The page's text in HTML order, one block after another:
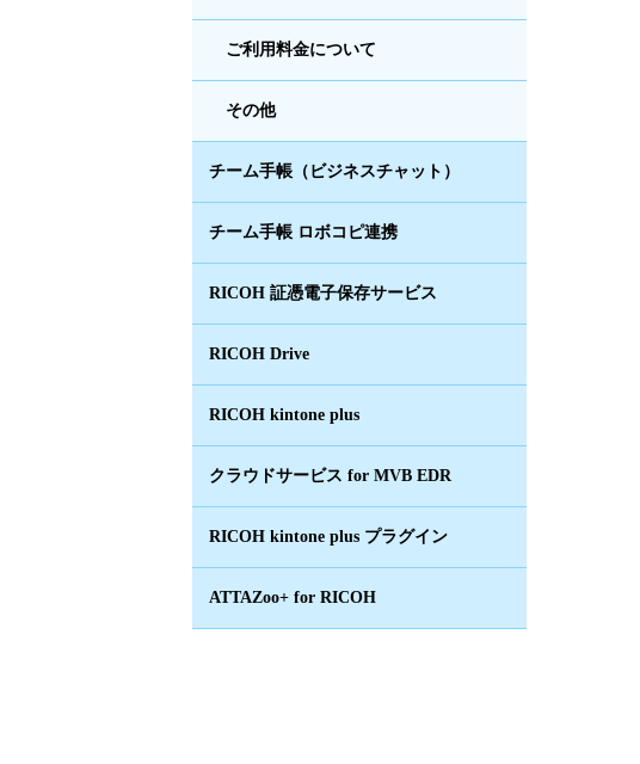
ご利用料金について
その他
チーム手帳（ビジネスチャット）
チーム手帳 ロボコピ連携
RICOH 証憑電子保存サービス
RICOH Drive
RICOH kintone plus
クラウドサービス for MVB EDR
RICOH kintone plus プラグイン
ATTAZoo+ for RICOH